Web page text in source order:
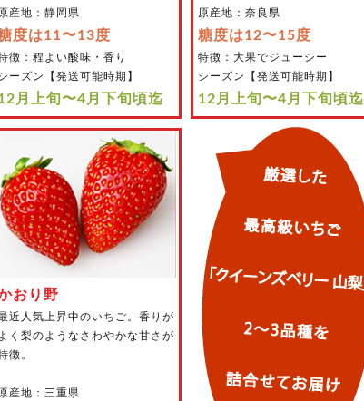
産地：静岡県
度は11〜13度
徴：程よい酸味・香り
ーズン【発送可能時期】
月上旬〜4月下旬頃迄
原産地：奈良県
糖度は12〜15度
特徴：大果でジューシー
シーズン【発送可能時期】
12月上旬〜4月下旬頃迄
おり野
近人気上昇中のいちご。香りが
よく梨のようなさわやかな甘さが
徴。
産地：三重県